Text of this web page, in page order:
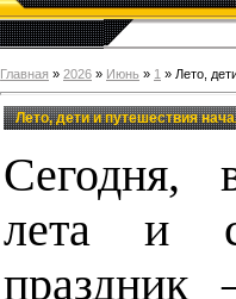
Главная » 2026 » Июнь » 1 » Лето,
Лето, дети и путешествия
Сегодня,
лета и